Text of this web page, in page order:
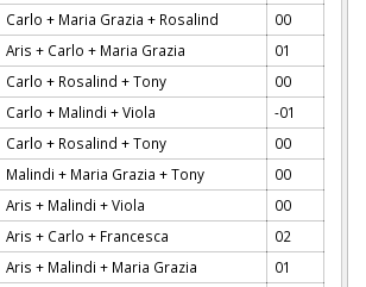
Carlo + Maria Grazia + Rosalind
00
Aris + Carlo + Maria Grazia
01
Carlo + Rosalind + Tony
00
Carlo + Malindi + Viola
-01
Carlo + Rosalind + Tony
00
Malindi + Maria Grazia + Tony
00
Aris + Malindi + Viola
00
Aris + Carlo + Francesca
02
Aris + Malindi + Maria Grazia
01